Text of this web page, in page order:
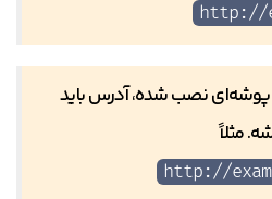
http://
پوشه‌ای نصب شده، آدرس باید
مثلاً
http://